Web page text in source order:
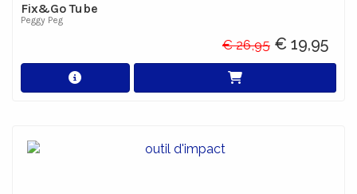
Fix&Go Tube
Peggy Peg
€ 26,95 € 19,95